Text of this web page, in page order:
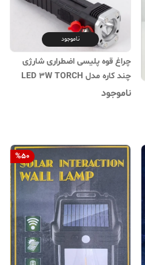
ناموجود
چراغ قوه پلیسی اضطراری شارژی
چند کاره مدل LED 3W TORCH
ناموجود
%50